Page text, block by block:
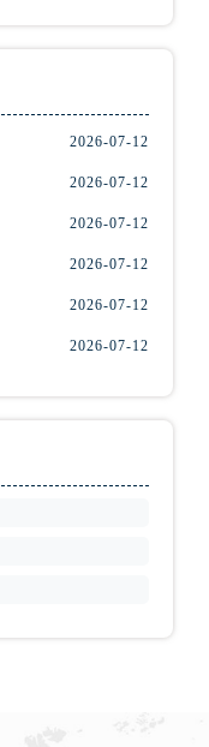
江苏省徐州市鼓楼区淮海东路29号苏宁广场IFC国际金融中心35层3508室浪琴售后服务中心（需提前预约）
江苏省盐城市盐都区世纪大道5号盐城金融城写字楼1号楼16层1604室浪琴售后服务中心（需提前预约）
江苏省扬州市邗江区国展路29号星耀天地写字楼1号楼18层1803室浪琴售后服务中心（需提前预约）
江西省上饶市信州区滨江西路浪琴售后服务中心（需提前预约）
2026-07-12
2026-07-12
2026-07-12
2026-07-12
2026-07-12
2026-07-12